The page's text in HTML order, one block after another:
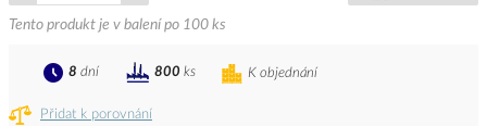
Tento produkt je v balení po 100 ks
Přidat k porovnání
K objednání
8 dní 800 ks